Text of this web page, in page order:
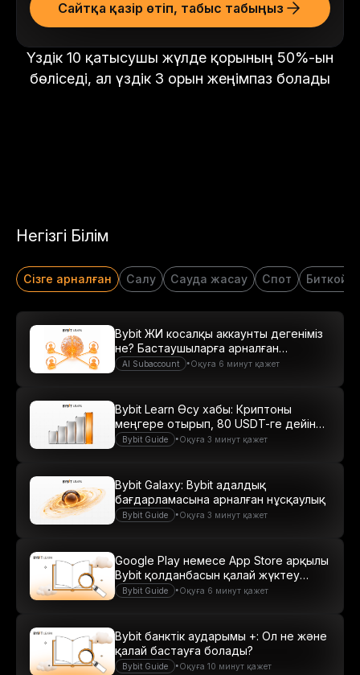
Үздік 10 қатысушы жүлде қорының 50%-ын
бөліседі, ал үздік 3 орын жеңімпаз болады
Сайтқа қазір өтіп, табыс табыңыз
Негізгі Білім
Сізге арналған Салу Сауда жасау Спот Биткойн
AI Subaccount •Оқуға 6 минут қажет
Bybit ЖИ косалқы аккаунты дегеніміз
не? Бастаушыларға арналған
нұсқаулық
Bybit Guide •Оқуға 3 минут қажет
Bybit Learn Өсу хабы: Криптоны
меңгере отырып, 80 USDT-ге дейін
табыс табыңыз
Bybit Guide •Оқуға 3 минут қажет
Bybit Galaxy: Bybit адалдық
бағдарламасына арналған нұсқаулық
Bybit Guide •Оқуға 6 минут қажет
Google Play немесе App Store арқылы
Bybit қолданбасын қалай жүктеу
керек
Bybit Guide •Оқуға 10 минут қажет
Bybit банктік аударымы +: Ол не және
қалай бастауға болады?